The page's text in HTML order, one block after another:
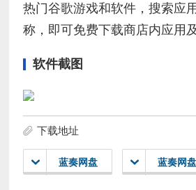
热门谷歌游戏和软件，搜索应
称，即可免费下载商店内应用
软件截图
下载地址
蓝奏网盘 蓝奏网盘